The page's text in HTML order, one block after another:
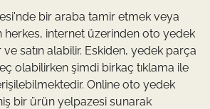
bir araba tamir etmek veya
internet üzerinden oto yedek
ve satın alabilir. Eskiden, yedek parça
olabilirken şimdi birkaç tıklama ile
Online oto yedek
bir ürün yelpazesi sunarak